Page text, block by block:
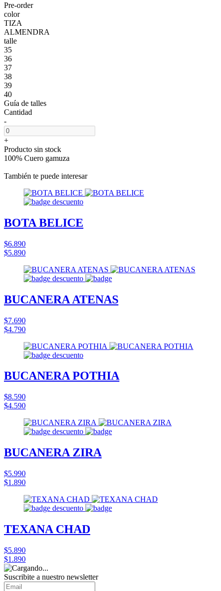
Pre-order
color
TIZA
ALMENDRA
talle
35
36
37
38
39
40
Guía de talles
Cantidad
-
+
Producto sin stock
100% Cuero gamuza
También te puede interesar
BOTA BELICE
$6.890
$5.890
BUCANERA ATENAS
$7.690
$4.790
BUCANERA POTHIA
$8.590
$4.590
BUCANERA ZIRA
$5.990
$1.890
TEXANA CHAD
$5.890
$1.890
Suscribite a nuestro newsletter